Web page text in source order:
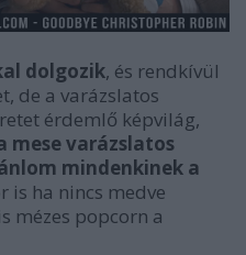
dolgozik, és rendkívül
de a varázslatos
érdemlő képvilág,
mese varázslatos
mindenkinek a
is ha nincs medve
mézes popcorn a